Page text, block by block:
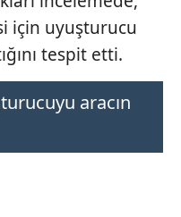
için uyuşturucu
tespit etti.
aracın